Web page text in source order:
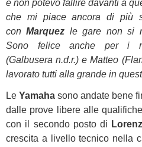
e non potevo fallire davanti a
che mi piace ancora di più
conMarquez le gare non si
Sono felice anche per i
(Galbusera n.d.r.) e Matteo
lavorato tutti alla grande in
Le Yamaha sono andate bene
dalle prove libere alle
con il secondo posto di
crescita a livello tecnico nella